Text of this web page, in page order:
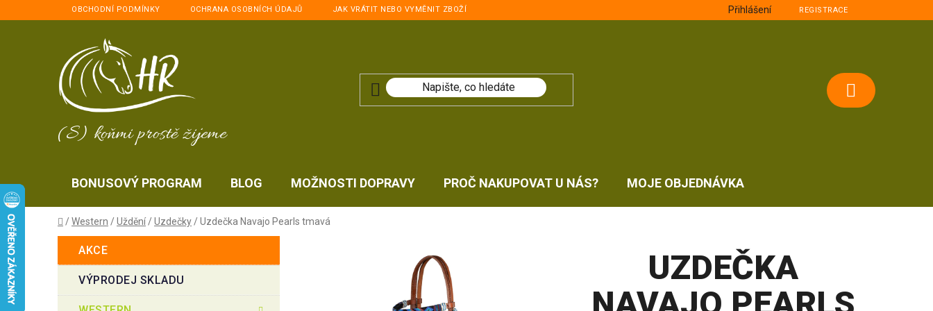
na
OBCHODNÍ PODMÍNKY OCHRANA OSOBNÍCH ÚDAJŮ JAK VRÁTIT NEBO VYMĚNIT ZBOŽÍ Přihlášení REGISTRACE
(S) koňmi prostě žijeme
NÁKUPNÍ
BONUSOVÝ PROGRAM BLOG MOŽNOSTI DOPRAVY PROČ NAKUPOVAT U NÁS? MOJE OBJEDNÁVKA
Domů
/Western /Uždění /Uzdečky /Uzdečka Navajo Pearls tmavá
o
t
kategorie
AKCE
VÝPRODEJ SKLADU
UZDEČKA